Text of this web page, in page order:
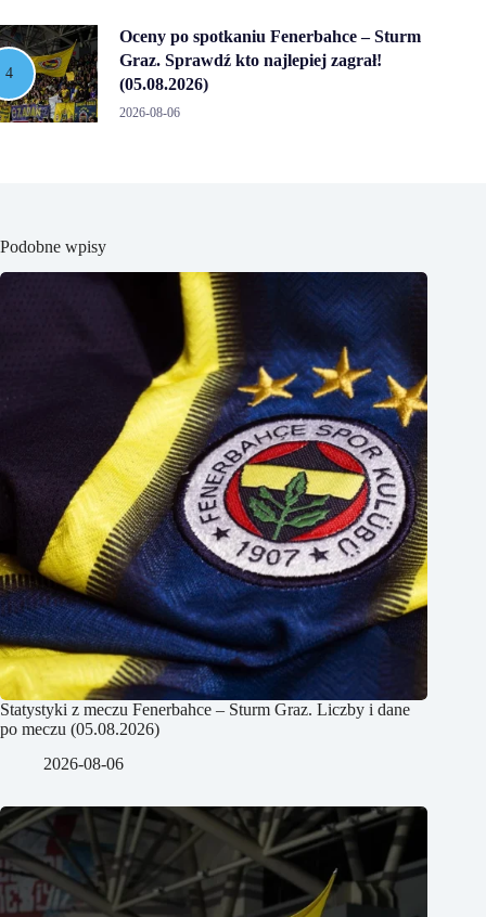
Oceny po spotkaniu Fenerbahce – Sturm
Graz. Sprawdź kto najlepiej zagrał!
(05.08.2026)
2026-08-06
Podobne wpisy
Statystyki z meczu Fenerbahce – Sturm Graz. Liczby i dane
po meczu (05.08.2026)
2026-08-06